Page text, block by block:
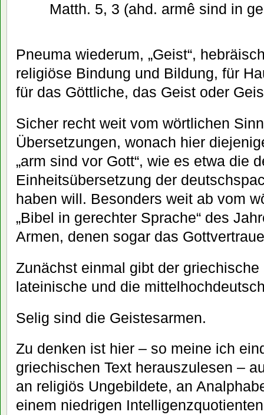
Matth. 5, 3 (ahd. armê sind in
Pneuma wiederum, „Geist“,
religiöse Bindung und Bildung, für
für das Göttliche, das Geist oder
Sicher recht weit vom wörtlichen
Übersetzungen, wonach hier
„arm sind vor Gott“, wie es etwa die
Einheitsübersetzung der
haben will. Besonders weit ab vom
„Bibel in gerechter Sprache“ des
Armen, denen sogar das
Zunächst einmal gibt der
lateinische und die
Selig sind die Geistesarmen.
Zu denken ist hier – so meine ich
griechischen Text herauszulesen –
an religiös Ungebildete, an
einem niedrigen